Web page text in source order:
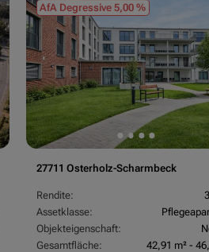
AfA Degressive 5,00 %
27711 Osterholz-Scharmbeck
Rendite:
Assetklasse:
Objekteigenschaft:
Gesamtfläche:
42,91 m² -